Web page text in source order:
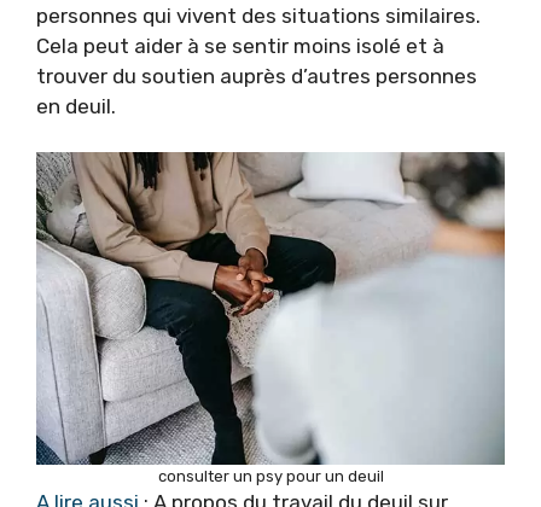
personnes qui vivent des situations similaires.
Cela peut aider à se sentir moins isolé et à
trouver du soutien auprès d’autres personnes
en deuil.
consulter un psy pour un deuil